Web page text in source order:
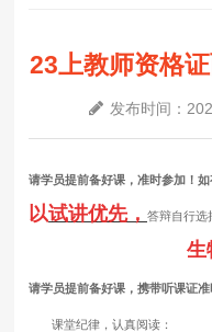
23上教师资格
发布时间：
请学员提前备好课，准时参加！
以试讲优先，答辩自行选
生
请学员提前备好课，携带听课证
课堂纪律，认真阅读：